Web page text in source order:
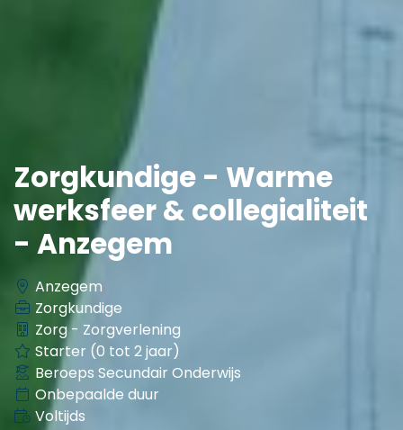
Zorgkundige - Warme
werksfeer & collegialiteit
- Anzegem
Anzegem
Zorgkundige
Zorg - Zorgverlening
Starter (0 tot 2 jaar)
Beroeps Secundair Onderwijs
Onbepaalde duur
Voltijds